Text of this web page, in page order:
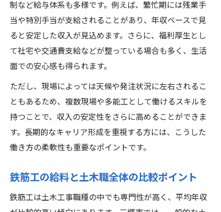
制など給与体系も多様です。例えば、繁忙期には残業手
当や特別手当が支給されることがあり、年収ベースで見
ると安定した収入が見込めます。さらに、福利厚生とし
て社宅や交通費支給などが整っている場合も多く、生活
面での安心感も得られます。
ただし、現場によっては天候や発注状況に左右されるこ
ともあるため、複数現場や多能工として働けるスキルを
持つことで、収入の安定性をさらに高めることができま
す。長期的なキャリア形成を重視する方には、こうした
働き方の柔軟性も重要なポイントです。
鉄筋工の給料と土木職全体の比較ポイント
鉄筋工は土木工事職種の中でも専門性が高く、平均年収